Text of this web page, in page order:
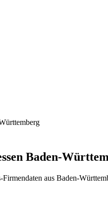
Baden-
-Firmendaten aus Baden-